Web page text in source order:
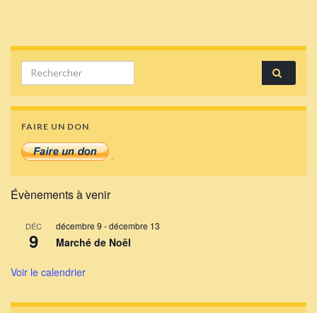
Search for:
FAIRE UN DON
Évènements à venir
DÉC
9
décembre 9 -décembre 13
Marché de Noël
Voir le calendrier